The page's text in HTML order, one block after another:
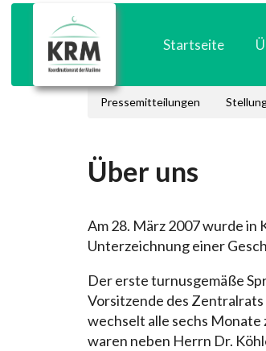
Startseite
Pressemitteilungen
Über uns
Am 28. März 2007 wurde
Unterzeichnung einer
Der erste turnusgemäße
Vorsitzende des
wechselt alle sechs
waren neben Herrn Dr.